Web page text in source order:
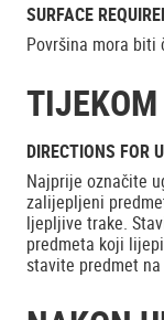
SURFACE
Površina mora biti
TIJEKOM
DIRECTIONS FOR
Najprije označite
zalijepljeni
ljepljive trake.
predmeta koji
stavite predmet